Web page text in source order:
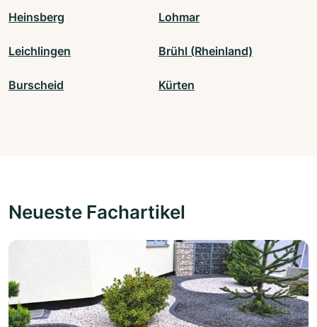
Heinsberg Lohmar
Leichlingen Brühl (Rheinland)
Burscheid Kürten
Neueste Fachartikel